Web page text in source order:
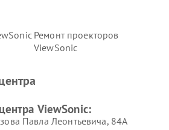
Ремонт проекторов
ViewSonic
ViewSonic:
Павла Леонтьевича, 84А